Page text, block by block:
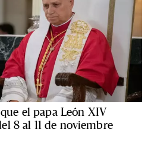
el papa León XIV
8 al 11 de noviembre